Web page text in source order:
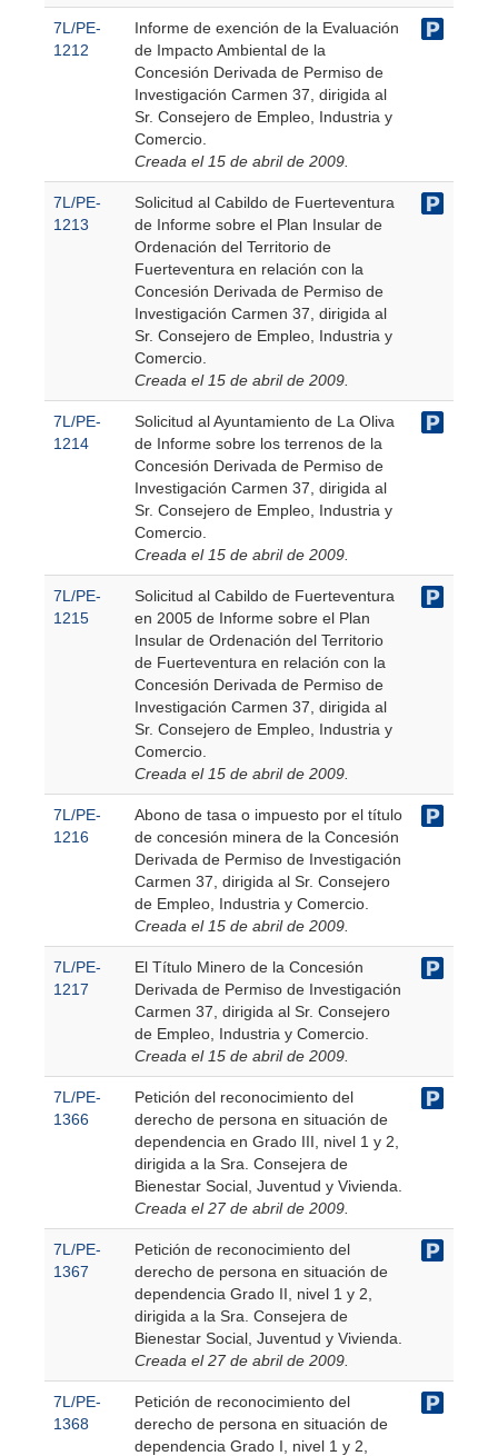
7L/PE-
1212
Informe de exención de la Evaluación
de Impacto Ambiental de la
Concesión Derivada de Permiso de
Investigación Carmen 37, dirigida al
Sr. Consejero de Empleo, Industria y
Comercio.
Creada el 15 de abril de 2009.
7L/PE-
1213
Solicitud al Cabildo de Fuerteventura
de Informe sobre el Plan Insular de
Ordenación del Territorio de
Fuerteventura en relación con la
Concesión Derivada de Permiso de
Investigación Carmen 37, dirigida al
Sr. Consejero de Empleo, Industria y
Comercio.
Creada el 15 de abril de 2009.
7L/PE-
1214
Solicitud al Ayuntamiento de La Oliva
de Informe sobre los terrenos de la
Concesión Derivada de Permiso de
Investigación Carmen 37, dirigida al
Sr. Consejero de Empleo, Industria y
Comercio.
Creada el 15 de abril de 2009.
7L/PE-
1215
Solicitud al Cabildo de Fuerteventura
en 2005 de Informe sobre el Plan
Insular de Ordenación del Territorio
de Fuerteventura en relación con la
Concesión Derivada de Permiso de
Investigación Carmen 37, dirigida al
Sr. Consejero de Empleo, Industria y
Comercio.
Creada el 15 de abril de 2009.
7L/PE-
1216
Abono de tasa o impuesto por el título
de concesión minera de la Concesión
Derivada de Permiso de Investigación
Carmen 37, dirigida al Sr. Consejero
de Empleo, Industria y Comercio.
Creada el 15 de abril de 2009.
7L/PE-
1217
El Título Minero de la Concesión
Derivada de Permiso de Investigación
Carmen 37, dirigida al Sr. Consejero
de Empleo, Industria y Comercio.
Creada el 15 de abril de 2009.
7L/PE-
1366
Petición del reconocimiento del
derecho de persona en situación de
dependencia en Grado III, nivel 1 y 2,
dirigida a la Sra. Consejera de
Bienestar Social, Juventud y Vivienda.
Creada el 27 de abril de 2009.
7L/PE-
1367
Petición de reconocimiento del
derecho de persona en situación de
dependencia Grado II, nivel 1 y 2,
dirigida a la Sra. Consejera de
Bienestar Social, Juventud y Vivienda.
Creada el 27 de abril de 2009.
7L/PE-
1368
Petición de reconocimiento del
derecho de persona en situación de
dependencia Grado I, nivel 1 y 2,